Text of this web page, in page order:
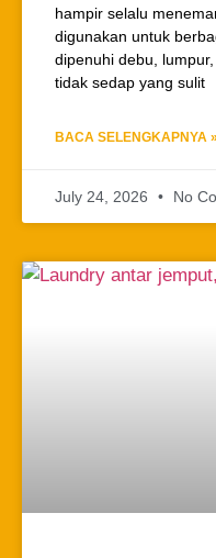
hampir selalu
digunakan untuk
dipenuhi debu,
tidak sedap yang sulit
BACA SELENGKAPNYA »
July 24, 2026 No